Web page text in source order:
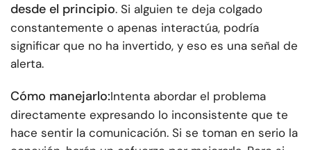
desde el principio. Si alguien te deja colgado
constantemente o apenas interactúa, podría
significar que no ha invertido, y eso es una señal de
alerta.
Cómo manejarlo:Intenta abordar el problema
directamente expresando lo inconsistente que te
hace sentir la comunicación. Si se toman en serio la